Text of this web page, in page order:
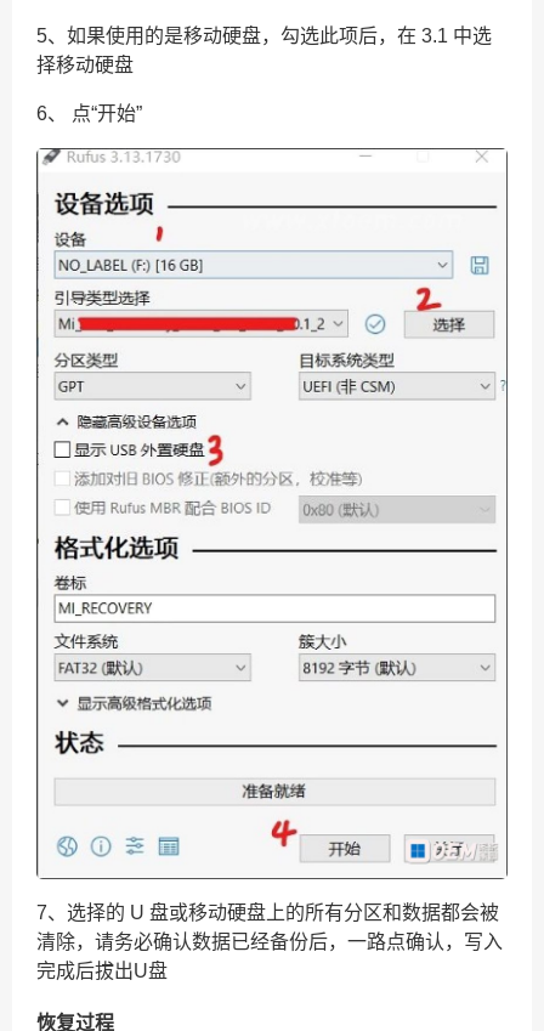
5、如果使用的是移动硬盘，勾选此项后，在 3.1 中选
择移动硬盘
6、 点“开始”
7、选择的 U 盘或移动硬盘上的所有分区和数据都会被
清除，请务必确认数据已经备份后，一路点确认，写入
完成后拔出U盘
恢复过程